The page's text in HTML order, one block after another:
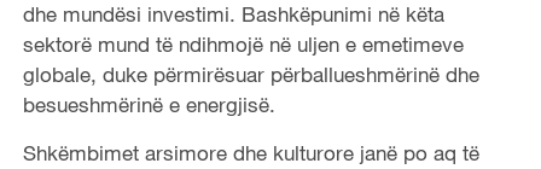
dhe mundësi investimi. Bashkëpunimi në këta
sektorë mund të ndihmojë në uljen e emetimeve
globale, duke përmirësuar përballueshmërinë dhe
besueshmërinë e energjisë.
Shkëmbimet arsimore dhe kulturore janë po aq të